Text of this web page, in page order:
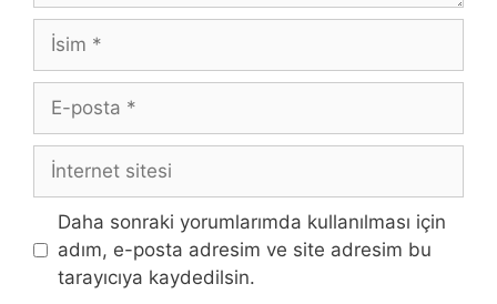
İsim
posta
İnternet
sitesi
Daha sonraki yorumlarımda kullanılması için
adım, e-posta adresim ve site adresim bu
tarayıcıya kaydedilsin.